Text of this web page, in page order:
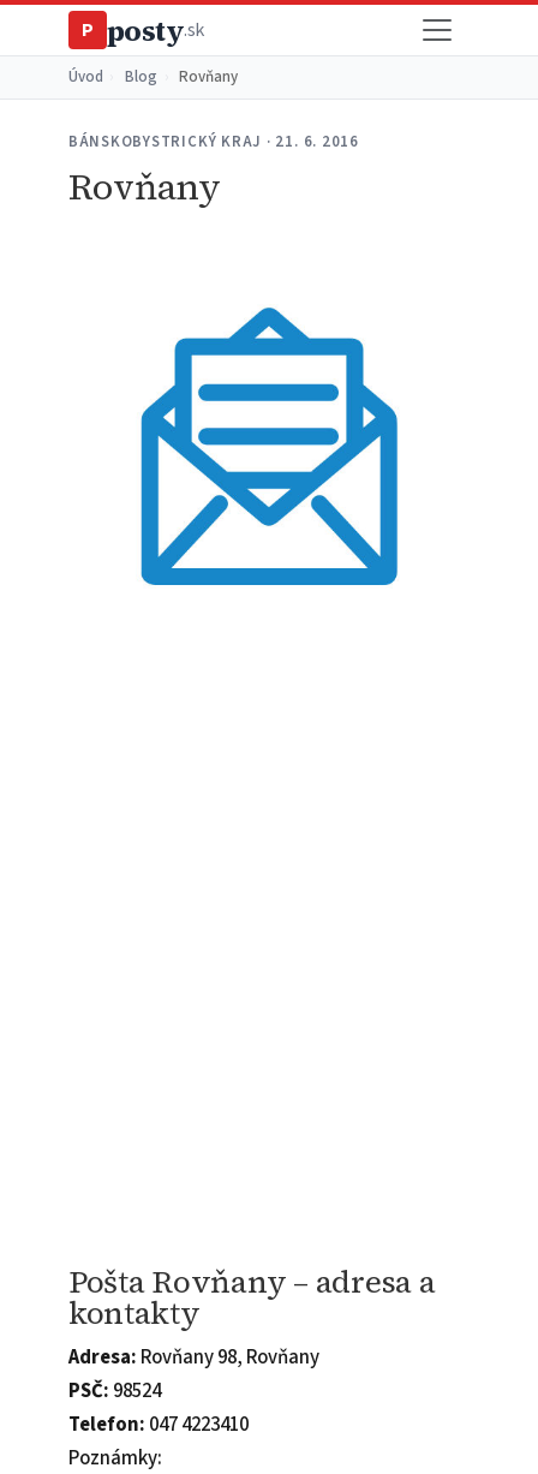
P posty.sk
Úvod Blog Rovňany
BÁNSKOBYSTRICKÝ KRAJ · 21. 6. 2016
Rovňany
Pošta Rovňany – adresa a
kontakty
Adresa: Rovňany 98, Rovňany
PSČ: 98524
Telefon: 047 4223410
Poznámky: